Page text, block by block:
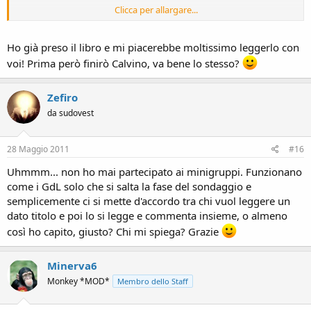
Clicca per allargare...
Ho già preso il libro e mi piacerebbe moltissimo leggerlo con
voi! Prima però finirò Calvino, va bene lo stesso?
Zefiro
da sudovest
28 Maggio 2011 #16
Uhmmm... non ho mai partecipato ai minigruppi. Funzionano
come i GdL solo che si salta la fase del sondaggio e
semplicemente ci si mette d'accordo tra chi vuol leggere un
dato titolo e poi lo si legge e commenta insieme, o almeno
così ho capito, giusto? Chi mi spiega? Grazie
Minerva6
Monkey *MOD* Membro dello Staff